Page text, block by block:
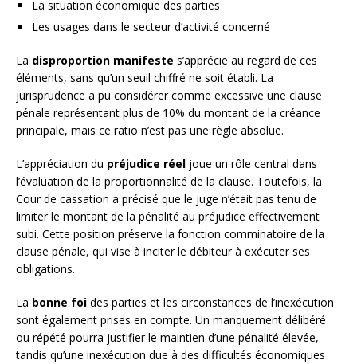
La situation économique des parties
Les usages dans le secteur d’activité concerné
La disproportion manifeste s’apprécie au regard de ces
éléments, sans qu’un seuil chiffré ne soit établi. La
jurisprudence a pu considérer comme excessive une clause
pénale représentant plus de 10% du montant de la créance
principale, mais ce ratio n’est pas une règle absolue.
L’appréciation du préjudice réel joue un rôle central dans
l’évaluation de la proportionnalité de la clause. Toutefois, la
Cour de cassation a précisé que le juge n’était pas tenu de
limiter le montant de la pénalité au préjudice effectivement
subi. Cette position préserve la fonction comminatoire de la
clause pénale, qui vise à inciter le débiteur à exécuter ses
obligations.
La bonne foi des parties et les circonstances de l’inexécution
sont également prises en compte. Un manquement délibéré
ou répété pourra justifier le maintien d’une pénalité élevée,
tandis qu’une inexécution due à des difficultés économiques